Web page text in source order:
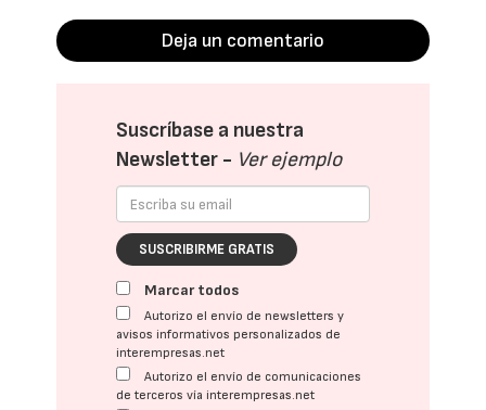
Deja un comentario
Suscríbase a nuestra
Newsletter - Ver ejemplo
SUSCRIBIRME GRATIS
Marcar todos
Autorizo el envío de newsletters y
avisos informativos personalizados de
interempresas.net
Autorizo el envío de comunicaciones
de terceros vía interempresas.net